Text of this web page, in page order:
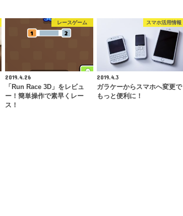
レースゲーム
2019.4.26
「Run Race 3D」をレビュ
ー！簡単操作で素早くレー
ス！
スマホ活用情報
2019.4.3
ガラケーからスマホへ変更で
もっと便利に！